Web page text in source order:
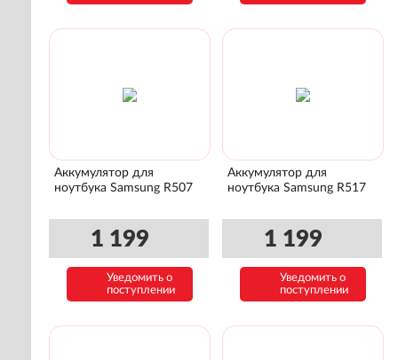
Аккумулятор для
ноутбука Samsung R507
1 199
Уведомить о
поступлении
Аккумулятор для
ноутбука Samsung R517
1 199
Уведомить о
поступлении